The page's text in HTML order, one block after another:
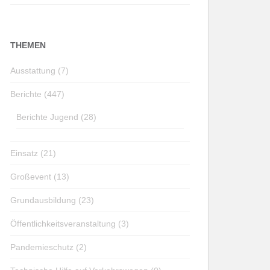
THEMEN
Ausstattung (7)
Berichte (447)
Berichte Jugend (28)
Einsatz (21)
Großevent (13)
Grundausbildung (23)
Öffentlichkeitsveranstaltung (3)
Pandemieschutz (2)